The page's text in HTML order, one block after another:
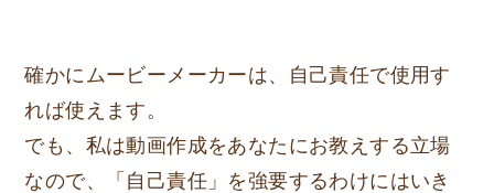
確かにムービーメーカーは、自己責任で使用す
れば使えます。
でも、私は動画作成をあなたにお教えする立場
なので、「自己責任」を強要するわけにはいき